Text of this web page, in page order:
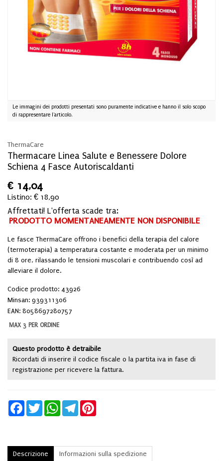
Le immagini dei prodotti presentati sono puramente indicative e hanno il solo scopo
di rappresentare l'articolo.
ThermaCare
Thermacare Linea Salute e Benessere Dolore
Schiena 4 Fasce Autoriscaldanti
€ 14,04
Listino: € 18,90
Affrettati! L'offerta scade tra:
PRODOTTO MOMENTANEAMENTE NON DISPONIBILE
Le fasce ThermaCare offrono i benefici della terapia del calore
(termoterapia) a temperatura costante e moderata per un minimo
di 8 ore, rilassando le tensioni muscolari e contribuendo così ad
alleviare il dolore.
Codice prodotto: 43926
Minsan: 939311306
EAN: 8058697280757
MAX 3 PER ORDINE
Questo prodotto è detraibile
Ricordati di inserire il codice fiscale o la partita iva in fase di
registrazione per ricevere la fattura.
FacebookTwitter WhatsAppTelegram
Descrizione Informazioni sulla spedizione